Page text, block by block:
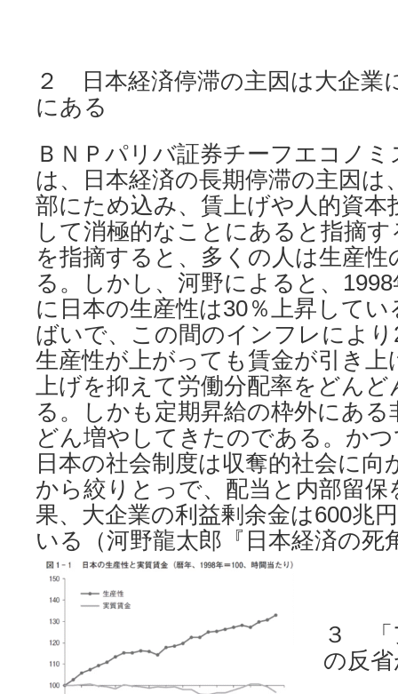
２ 日本経済停滞の主因は大企業
にある
ＢＮＰパリバ証券チーフエコノ
は、日本経済の長期停滞の主因は
部にため込み、賃上げや人的資本
して消極的なことにあると指摘
を指摘すると、多くの人は生産
る。しかし、河野によると、
に日本の生産性は30％上昇して
ばいで、この間のインフレによ
生産性が上がっても賃金が引き
上げを抑えて労働分配率をどん
る。しかも定期昇給の枠外にあ
どん増やしてきたのである。か
日本の社会制度は収奪的社会に向
から絞りとっで、配当と内部留
果、大企業の利益剰余金は600兆
いる（河野龍太郎『日本経済の死
３ 「
の反